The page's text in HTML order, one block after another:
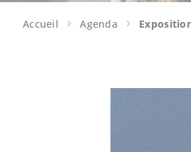
Accueil Agenda